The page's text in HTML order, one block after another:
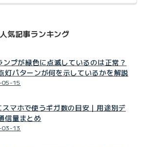
人気記事ランキング
ンプが緑色に点滅しているのは正常？
灯パターンが何を示しているかを解説
15
スマホで使うギガ数の目安｜用途別デ
信量まとめ
13